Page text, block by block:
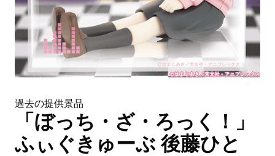
過去の提供景品
「ぼっち・ざ・ろっく！」
ふぃぐきゅーぶ 後藤ひと